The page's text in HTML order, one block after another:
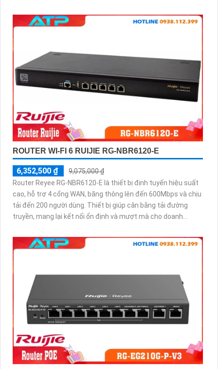
ROUTER WI-FI 6 RUIJIE RG-NBR6120-E
6,352,500 ₫
9,075,000 ₫
Router Reyee RG-NBR6120-E là thiết bị định tuyến hiệu suất
cao, hỗ trợ 4 cổng WAN, băng thông lên đến 600Mbps và chịu
tải đến 200 người dùng. Thiết bị giúp cân bằng tải đường
truyền, mang lại kết nối ổn định và mượt mà cho doanh
nhỏ